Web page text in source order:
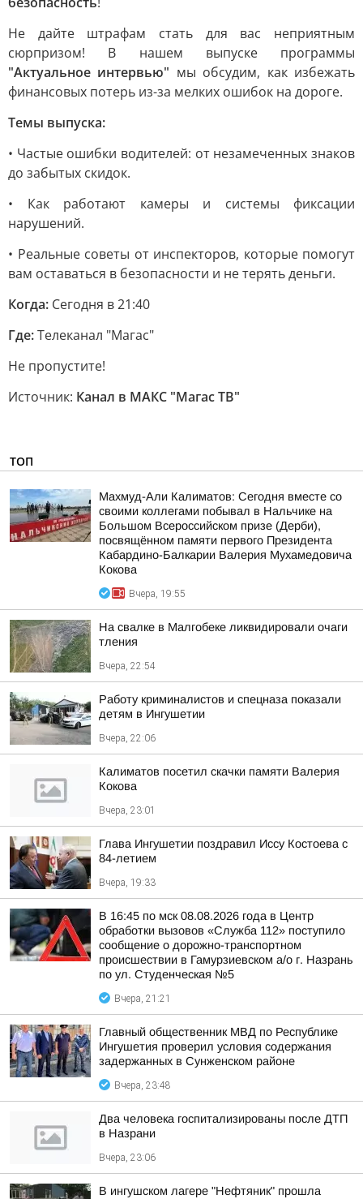
Не дайте штрафам стать для вас неприятным
сюрпризом! В нашем выпуске программы
"Актуальное интервью" мы обсудим, как избежать
финансовых потерь из-за мелких ошибок на дороге.
Темы выпуска:
• Частые ошибки водителей: от незамеченных знаков
до забытых скидок.
• Как работают камеры и системы фиксации
нарушений.
• Реальные советы от инспекторов, которые помогут
вам оставаться в безопасности и не терять деньги.
Когда: Сегодня в 21:40
Где:Телеканал "Магас"
Не пропустите!
Источник: Канал в МАКС "Магас ТВ"
ТОП
Махмуд-Али Калиматов: Сегодня вместе со
своими коллегами побывал в Нальчике на
Большом Всероссийском призе (Дерби),
посвящённом памяти первого Президента
Кабардино-Балкарии Валерия Мухамедовича
Кокова
Вчера, 19:55
На свалке в Малгобеке ликвидировали очаги
тления
Вчера, 22:54
Работу криминалистов и спецназа показали
детям в Ингушетии
Вчера, 22:06
Калиматов посетил скачки памяти Валерия
Кокова
Вчера, 23:01
Глава Ингушетии поздравил Иссу Костоева с
84-летием
Вчера, 19:33
В 16:45 по мск 08.08.2026 года в Центр
обработки вызовов «Служба 112» поступило
сообщение о дорожно-транспортном
происшествии в Гамурзиевском а/о г. Назрань
по ул. Студенческая №5
Вчера, 21:21
Главный общественник МВД по Республике
Ингушетия проверил условия содержания
задержанных в Сунженском районе
Вчера, 23:48
Два человека госпитализированы после ДТП
в Назрани
Вчера, 23:06
В ингушском лагере "Нефтяник" прошла